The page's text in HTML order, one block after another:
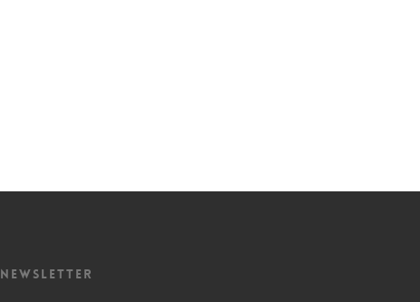
NEWSLETTER